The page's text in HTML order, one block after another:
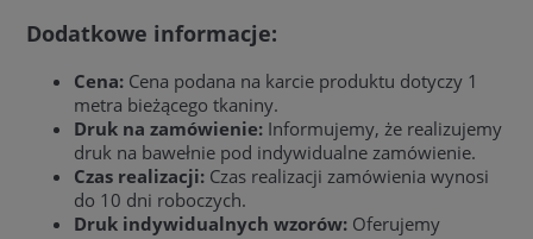
Dodatkowe informacje:
Cena: Cena podana na karcie produktu dotyczy 1
metra bieżącego tkaniny.
Druk na zamówienie: Informujemy, że realizujemy
druk na bawełnie pod indywidualne zamówienie.
Czas realizacji: Czas realizacji zamówienia wynosi
do 10 dni roboczych.
Druk indywidualnych wzorów: Oferujemy